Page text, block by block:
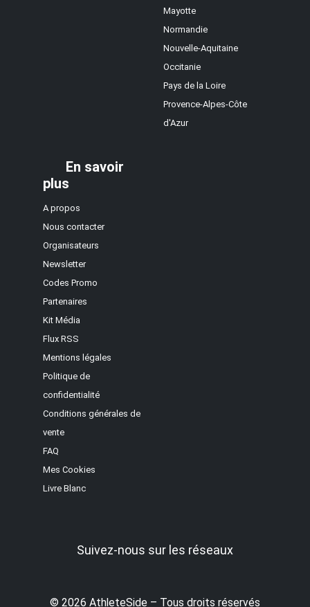
Mayotte
Normandie
Nouvelle-Aquitaine
Occitanie
Pays de la Loire
Provence-Alpes-Côte
d'Azur
En savoir
plus
A propos
Nous contacter
Organisateurs
Newsletter
Codes Promo
Partenaires
Kit Média
Flux RSS
Mentions légales
Politique de
confidentialité
Conditions générales de
vente
FAQ
Mes Cookies
Livre Blanc
Suivez-nous sur les réseaux
© 2026 AthleteSide – Tous droits réservés